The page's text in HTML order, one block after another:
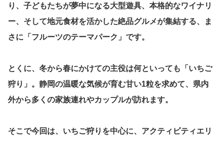
り、子どもたちが夢中になる大型遊具、本格的なワイナリ
ー、そして地元食材を活かした絶品グルメが集結する、ま
さに「フルーツのテーマパーク」です。
とくに、冬から春にかけての主役は何といっても「いちご
狩り」。静岡の温暖な気候が育む甘い1粒を求めて、県内
外から多くの家族連れやカップルが訪れます。
そこで今回は、いちご狩りを中心に、アクティビティエリ
中部電力